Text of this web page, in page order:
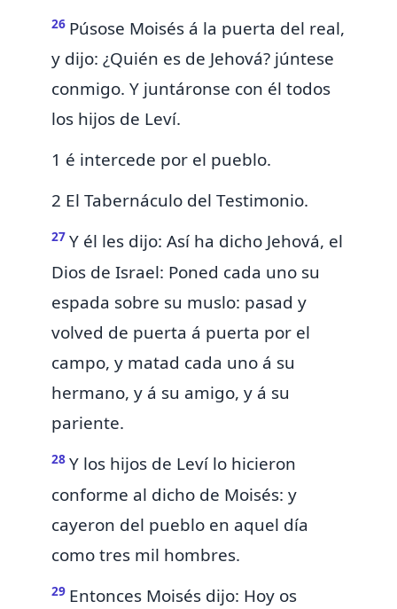
26 Púsose Moisés á la puerta del real,
y dijo: ¿Quién es de Jehová? júntese
conmigo. Y juntáronse con él todos
los hijos de Leví.
1 é intercede por el pueblo.
2 El Tabernáculo del Testimonio.
27 Y él les dijo: Así ha dicho Jehová, el
Dios de Israel: Poned cada uno su
espada sobre su muslo: pasad y
volved de puerta á puerta por el
campo, y matad cada uno á su
hermano, y á su amigo, y á su
pariente.
28 Y los hijos de Leví lo hicieron
conforme al dicho de Moisés: y
cayeron del pueblo en aquel día
como tres mil hombres.
29 Entonces Moisés dijo: Hoy os